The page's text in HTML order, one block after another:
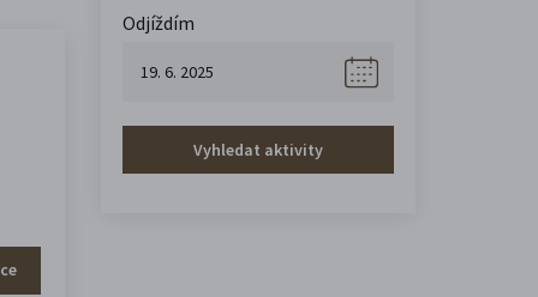
Odjíždím
Vyhledat aktivity